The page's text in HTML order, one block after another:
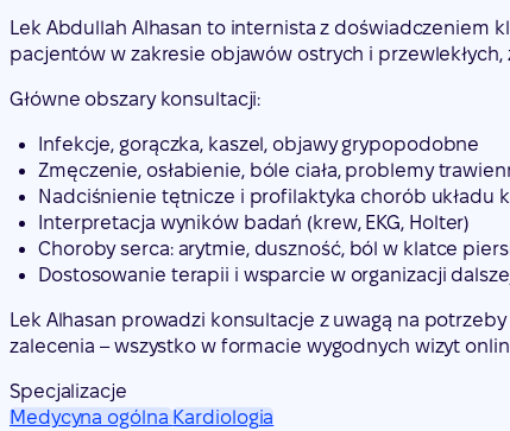
Lek Abdullah Alhasan to internista z doświadczeniem
pacjentów w zakresie objawów ostrych i
Główne obszary konsultacji:
Infekcje, gorączka, kaszel, objawy grypopodobne
Zmęczenie, osłabienie, bóle ciała, problemy
Nadciśnienie tętnicze i profilaktyka chorób układu
Interpretacja wyników badań (krew, EKG, Holter)
Choroby serca: arytmie, duszność, ból w klatce
Dostosowanie terapii i wsparcie w organizacji
Lek Alhasan prowadzi konsultacje z uwagą na
zalecenia – wszystko w formacie wygodnych wizyt
Specjalizacje
Medycyna ogólna Kardiologia